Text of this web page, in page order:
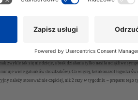
patologicznego stanu. Wiele osób nie wie, jakie są typowe objawy
estetycznie.
może towarzyszyć też
zwykle tak się nie dzieje, a brak działania tylko nasila uciążliwe
wiele gatunków drożdżaków). Co więcej, ketokonazol łagodzi
należy stosować nie częściej, niż 2 razy w tygodniu – preparat